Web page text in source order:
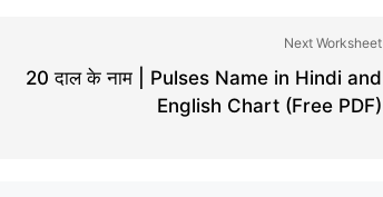
Next Worksheet
20 दाल के नाम | Pulses Name in Hindi and
English Chart (Free PDF)